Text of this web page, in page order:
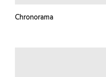
Chronorama